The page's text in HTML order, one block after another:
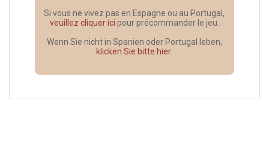
Si vous ne vivez pas en Espagne ou au Portugal,
veuillez cliquer ici pour précommander le jeu.
Wenn Sie nicht in Spanien oder Portugal leben,
klicken Sie bitte hier.